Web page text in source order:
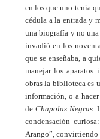
en los que uno tenía
cédula a la entrada y
una biografía y no
invadió en los
que se enseñaba, a
manejar los aparatos
obras la biblioteca es
información, o a
de Chapolas Negras.
condensación
Arango”, convirtiendo